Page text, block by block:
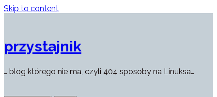
Skip to content
przystajnik
… blog którego nie ma, czyli 404 sposoby na Linuksa…